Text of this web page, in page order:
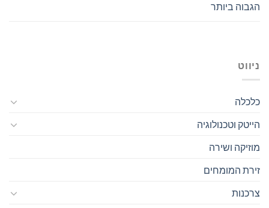
הגבוה ביותר
ניווט
כלכלה
הייטק וטכנולוגיה
מוזיקה ושירה
זירת המומחים
צרכנות